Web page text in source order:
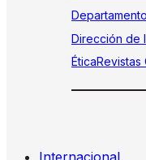
Dirección de
ÉticaRevistas
Internacional